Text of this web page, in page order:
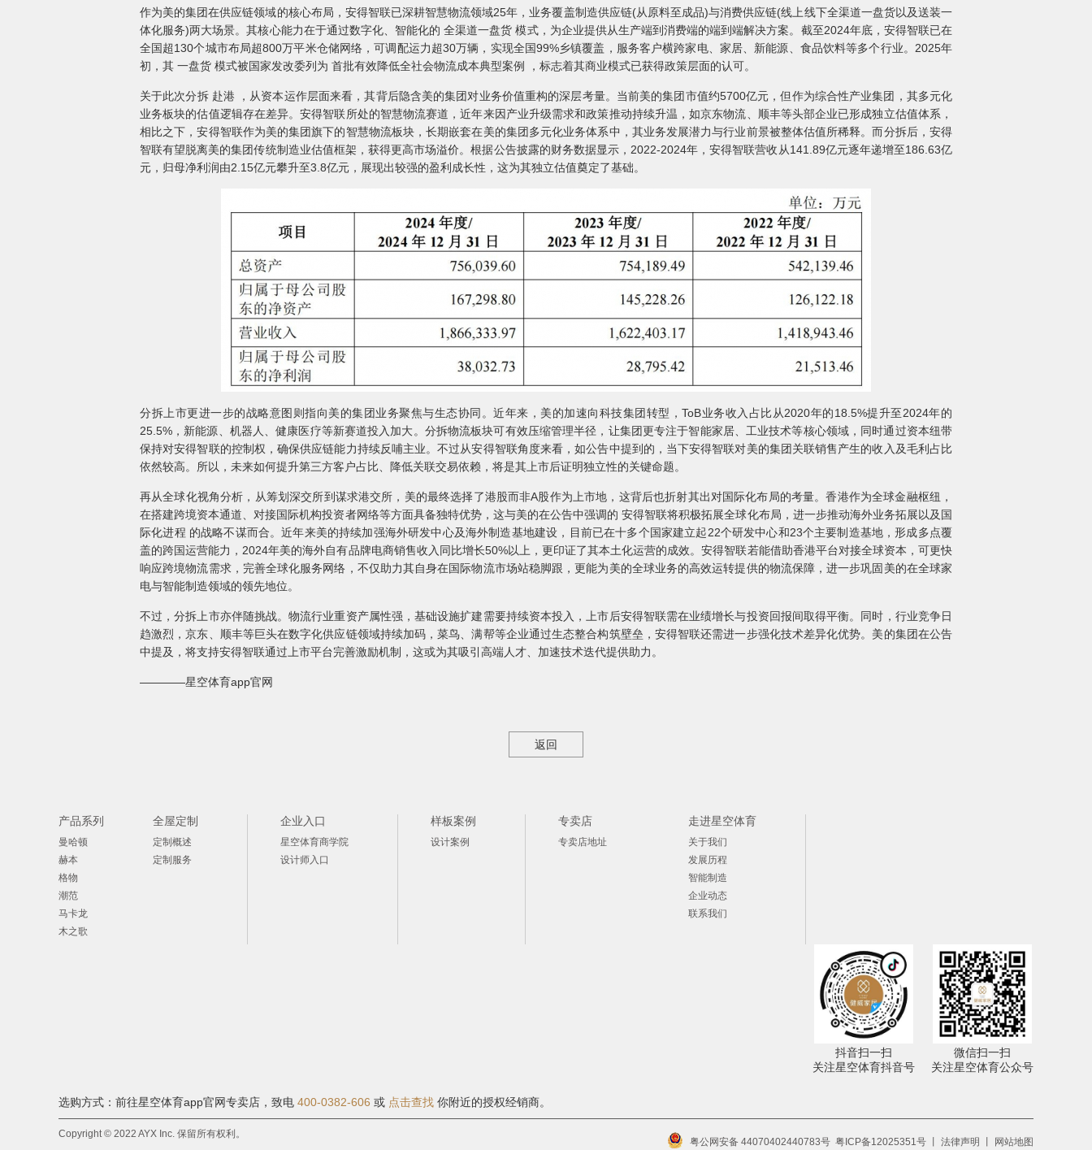
作为美的集团在供应链领域的核心布局，安得智联已深耕智慧物流领域25年，业务覆盖制造供应链(从原料至成品)与消费供应链(线上线下全渠道一盘货以及送装一
体化服务)两大场景。其核心能力在于通过数字化、智能化的 全渠道一盘货 模式，为企业提供从生产端到消费端的端到端解决方案。截至2024年底，安得智联已在
全国超130个城市布局超800万平米仓储网络，可调配运力超30万辆，实现全国99%乡镇覆盖，服务客户横跨家电、家居、新能源、食品饮料等多个行业。2025年
初，其 一盘货 模式被国家发改委列为 首批有效降低全社会物流成本典型案例 ，标志着其商业模式已获得政策层面的认可。
关于此次分拆 赴港 ，从资本运作层面来看，其背后隐含美的集团对业务价值重构的深层考量。当前美的集团市值约5700亿元，但作为综合性产业集团，其多元化
业务板块的估值逻辑存在差异。安得智联所处的智慧物流赛道，近年来因产业升级需求和政策推动持续升温，如京东物流、顺丰等头部企业已形成独立估值体系，
相比之下，安得智联作为美的集团旗下的智慧物流板块，长期嵌套在美的集团多元化业务体系中，其业务发展潜力与行业前景被整体估值所稀释。而分拆后，安得
智联有望脱离美的集团传统制造业估值框架，获得更高市场溢价。根据公告披露的财务数据显示，2022-2024年，安得智联营收从141.89亿元逐年递增至186.63亿
元，归母净利润由2.15亿元攀升至3.8亿元，展现出较强的盈利成长性，这为其独立估值奠定了基础。
分拆上市更进一步的战略意图则指向美的集团业务聚焦与生态协同。近年来，美的加速向科技集团转型，ToB业务收入占比从2020年的18.5%提升至2024年的
25.5%，新能源、机器人、健康医疗等新赛道投入加大。分拆物流板块可有效压缩管理半径，让集团更专注于智能家居、工业技术等核心领域，同时通过资本纽带
保持对安得智联的控制权，确保供应链能力持续反哺主业。不过从安得智联角度来看，如公告中提到的，当下安得智联对美的集团关联销售产生的收入及毛利占比
依然较高。所以，未来如何提升第三方客户占比、降低关联交易依赖，将是其上市后证明独立性的关键命题。
再从全球化视角分析，从筹划深交所到谋求港交所，美的最终选择了港股而非A股作为上市地，这背后也折射其出对国际化布局的考量。香港作为全球金融枢纽，
在搭建跨境资本通道、对接国际机构投资者网络等方面具备独特优势，这与美的在公告中强调的 安得智联将积极拓展全球化布局，进一步推动海外业务拓展以及国
际化进程 的战略不谋而合。近年来美的持续加强海外研发中心及海外制造基地建设，目前已在十多个国家建立起22个研发中心和23个主要制造基地，形成多点覆
盖的跨国运营能力，2024年美的海外自有品牌电商销售收入同比增长50%以上，更印证了其本土化运营的成效。安得智联若能借助香港平台对接全球资本，可更快
响应跨境物流需求，完善全球化服务网络，不仅助力其自身在国际物流市场站稳脚跟，更能为美的全球业务的高效运转提供的物流保障，进一步巩固美的在全球家
电与智能制造领域的领先地位。
不过，分拆上市亦伴随挑战。物流行业重资产属性强，基础设施扩建需要持续资本投入，上市后安得智联需在业绩增长与投资回报间取得平衡。同时，行业竞争日
趋激烈，京东、顺丰等巨头在数字化供应链领域持续加码，菜鸟、满帮等企业通过生态整合构筑壁垒，安得智联还需进一步强化技术差异化优势。美的集团在公告
中提及，将支持安得智联通过上市平台完善激励机制，这或为其吸引高端人才、加速技术迭代提供助力。
————星空体育app官网
返回
产品系列
曼哈顿
赫本
格物
潮范
马卡龙
木之歌
全屋定制
定制概述
定制服务
企业入口
星空体育商学院
设计师入口
样板案例
设计案例
专卖店
专卖店地址
走进星空体育
关于我们
发展历程
智能制造
企业动态
联系我们
抖音扫一扫
关注星空体育抖音号
微信扫一扫
关注星空体育公众号
选购方式：前往星空体育app官网专卖店， 致电 400-0382-606 或 点击查找 你附近的授权经销商。
Copyright © 2022 AYX Inc. 保留所有权利。
粤公网安备 44070402440783号 粤ICP备12025351号 法律声明 网站地图